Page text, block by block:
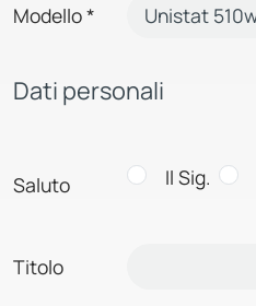
Modello*
Dati personali
Saluto Il Sig.
Titolo